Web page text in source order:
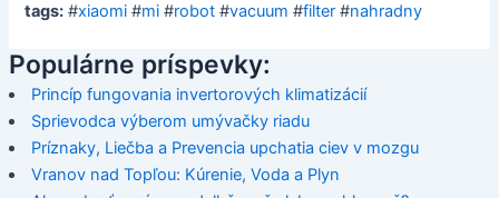
tags: #xiaomi #mi #robot #vacuum #filter #nahradny
Populárne príspevky:
Princíp fungovania invertorových klimatizácií
Sprievodca výberom umývačky riadu
Príznaky, Liečba a Prevencia upchatia ciev v mozgu
Vranov nad Topľou: Kúrenie, Voda a Plyn